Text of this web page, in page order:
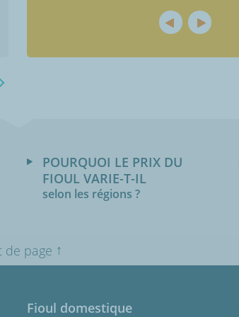
POURQUOI LE PRIX DU
FIOUL VARIE-T-IL
selon les régions ?
de page ↑
Fioul domestique